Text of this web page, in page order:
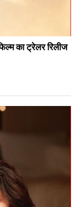
का ट्रेलर रिलीज